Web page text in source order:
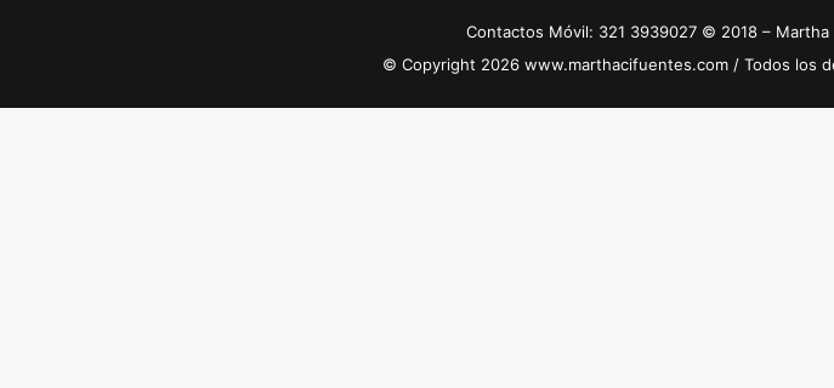
Contactos Móvil: 321 3939027 © 2018 –
© Copyright 2026 www.marthacifuentes.com / Todos los